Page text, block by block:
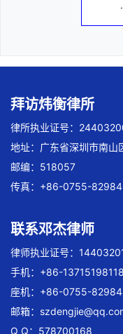
拜访炜衡律所
律所执业证号：
地址：广东省深圳市南山
邮编：518057
传真：+86-0755-
联系邓杰律师
律师执业证号：
手机：+86-13715198118
座机：+86-0755-
邮箱：
Q Q：578700168